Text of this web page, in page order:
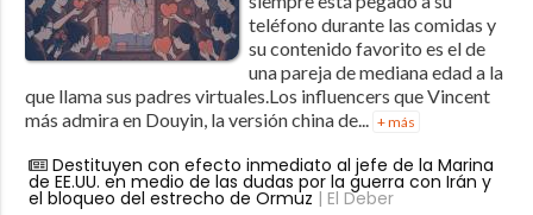
teléfono durante las comidas y
su contenido favorito es el de
una pareja de mediana edad a la
que llama sus padres virtuales.Los influencers que Vincent
más admira en Douyin, la versión china de... + más
Destituyen con efecto inmediato al jefe de la Marina
de EE.UU. en medio de las dudas por la guerra con Irán y
el bloqueo del estrecho de Ormuz | El Deber